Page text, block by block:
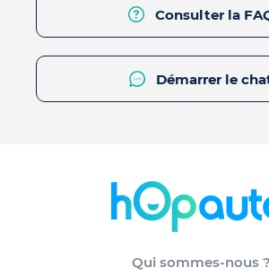
Consulter la
Démarrer le
Qui sommes-nous ?